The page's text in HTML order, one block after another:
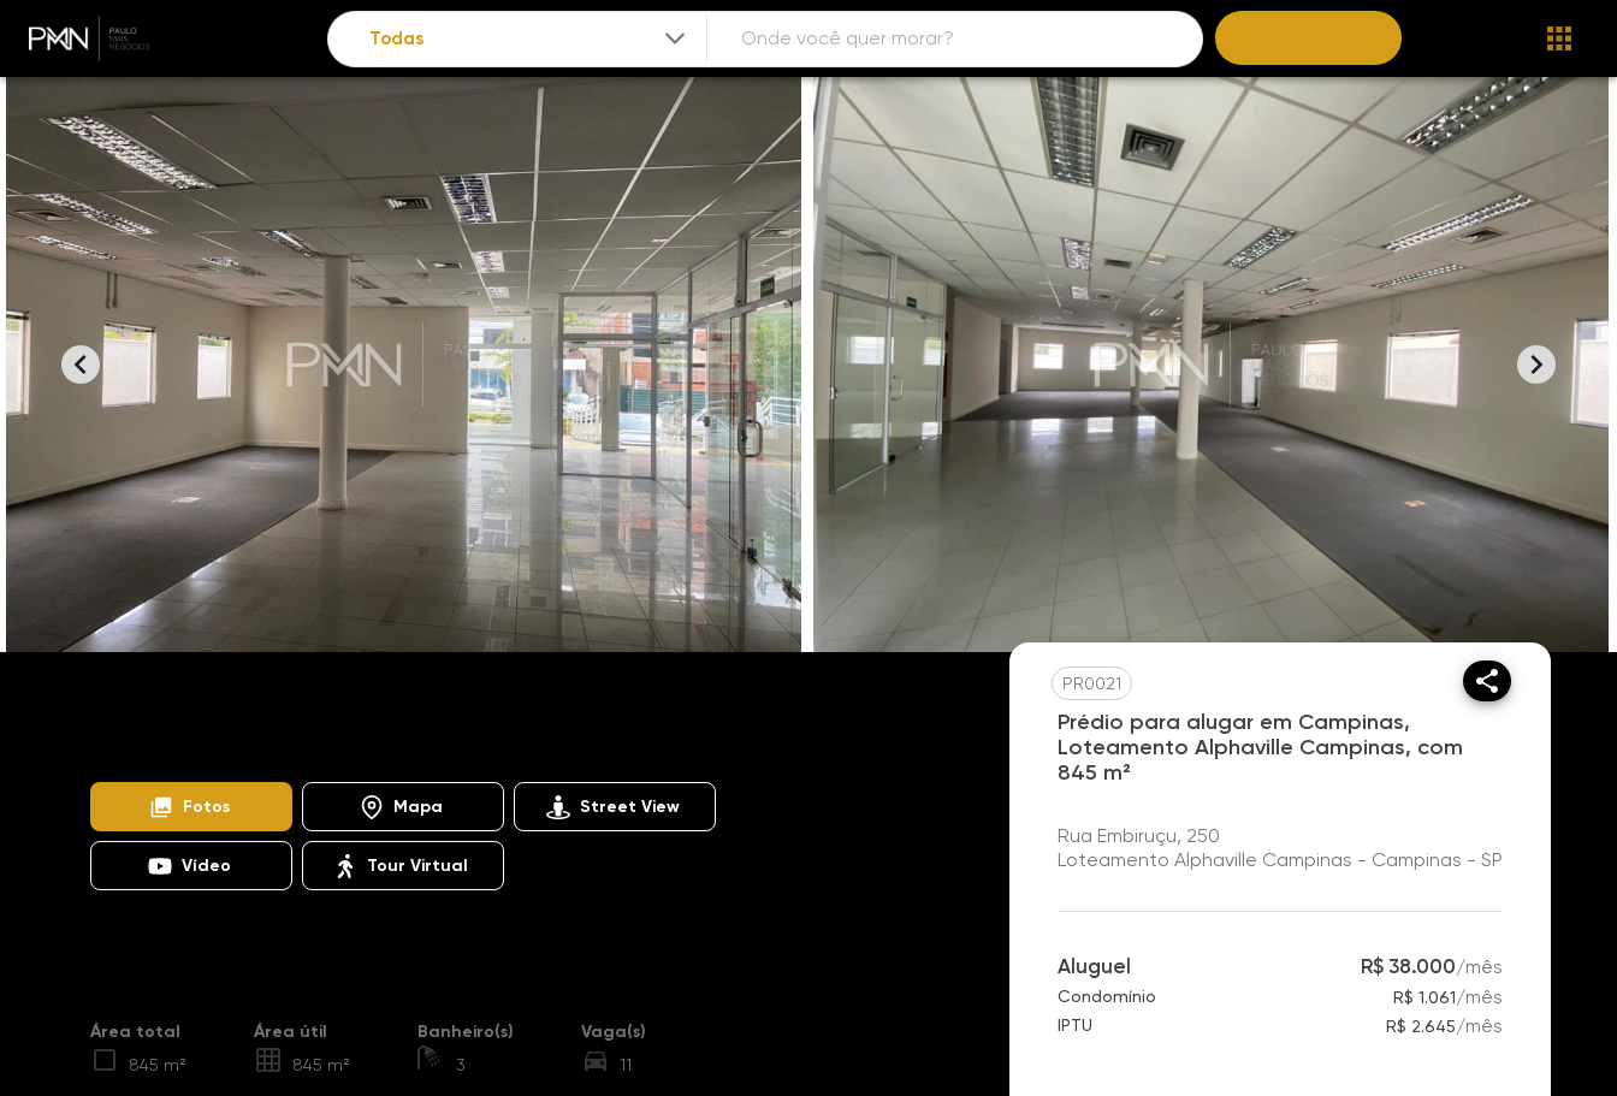
Fotos Mapa Street View
Vídeo Tour Virtual
Área total
845 m²
Área útil
845 m²
Banheiro(s)
3
Vaga(s)
11
PR0021
Prédio para alugar em Campinas,
Loteamento Alphaville Campinas, com
845 m²
Rua Embiruçu, 250
Loteamento Alphaville Campinas - Campinas - SP
Aluguel R$ 38.000/mês
Condomínio R$ 1.061/mês
IPTU R$ 2.645/mês